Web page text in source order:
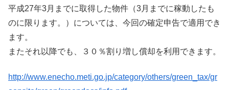
平成27年3月までに取得した物件（3月までに稼動したも
のに限ります。）については、今回の確定申告で適用でき
ます。
またそれ以降でも、３０％割り増し償却を利用できます。
http://www.enecho.meti.go.jp/category/others/green_tax/gr